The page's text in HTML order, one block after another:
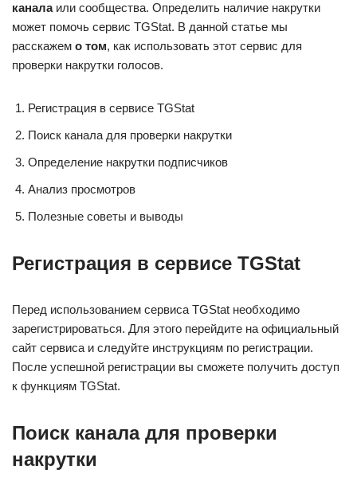
каналаили сообщества. Определить наличие накрутки
может помочь сервис TGStat. В данной статье мы
расскажем о том, как использовать этот сервис для
проверки накрутки голосов.
Регистрация в сервисе TGStat
Поиск канала для проверки накрутки
Определение накрутки подписчиков
Анализ просмотров
Полезные советы и выводы
Регистрация в сервисе TGStat
Перед использованием сервиса TGStat необходимо
зарегистрироваться. Для этого перейдите на официальный
сайт сервиса и следуйте инструкциям по регистрации.
После успешной регистрации вы сможете получить доступ
к функциям TGStat.
Поиск канала для проверки
накрутки